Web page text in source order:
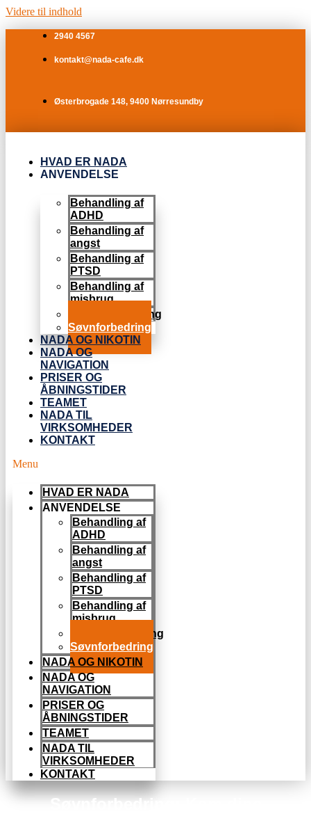
Videre til indhold
2940 4567
kontakt@nada-cafe.dk
Østerbrogade 148, 9400 Nørresundby
HVAD ER NADA
ANVENDELSE
Behandling af
ADHD
Behandling af
angst
Behandling af
PTSD
Behandling af
misbrug
Stresshåndtering
Søvnforbedring
NADA OG NIKOTIN
NADA OG
NAVIGATION
PRISER OG
ÅBNINGSTIDER
TEAMET
NADA TIL
VIRKSOMHEDER
KONTAKT
Menu
HVAD ER NADA
ANVENDELSE
Behandling af
ADHD
Behandling af
angst
Behandling af
PTSD
Behandling af
misbrug
Stresshåndtering
Søvnforbedring
NADA OG NIKOTIN
NADA OG
NAVIGATION
PRISER OG
ÅBNINGSTIDER
TEAMET
NADA TIL
VIRKSOMHEDER
KONTAKT
Søvnforbedring: Kom dine